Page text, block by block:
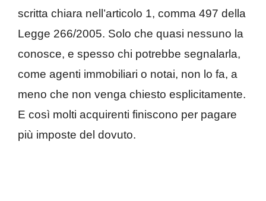
scritta chiara nell’articolo 1, comma 497 della
Legge 266/2005. Solo che quasi nessuno la
conosce, e spesso chi potrebbe segnalarla,
come agenti immobiliari o notai, non lo fa, a
meno che non venga chiesto esplicitamente.
E così molti acquirenti finiscono per pagare
più imposte del dovuto.